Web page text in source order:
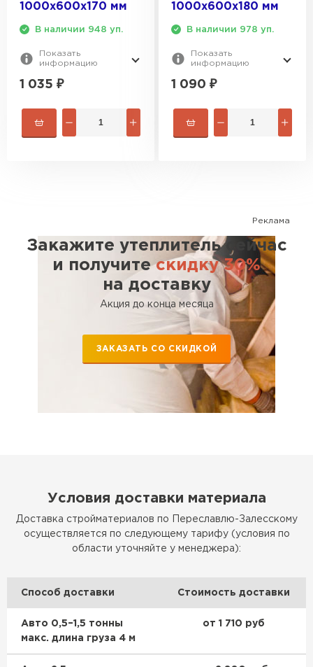
1000х600х170 мм
В наличии 948 уп.
Показать
информацию
1 035 ₽
1000х600х180 мм
В наличии 978 уп.
Показать
информацию
1 090 ₽
Реклама
Закажите утеплитель сейчас
и получитескидку 30%
на доставку
Акция до конца месяца
ЗАКАЗАТЬ СО СКИДКОЙ
Условия доставки материала
Доставка стройматериалов по Переславлю-Залесскому
осуществляется по следующему тарифу (условия по
области уточняйте у менеджера):
Способ доставки Стоимость доставки
Авто 0,5–1,5 тонны
макс. длина груза 4 м
от 1 710 руб